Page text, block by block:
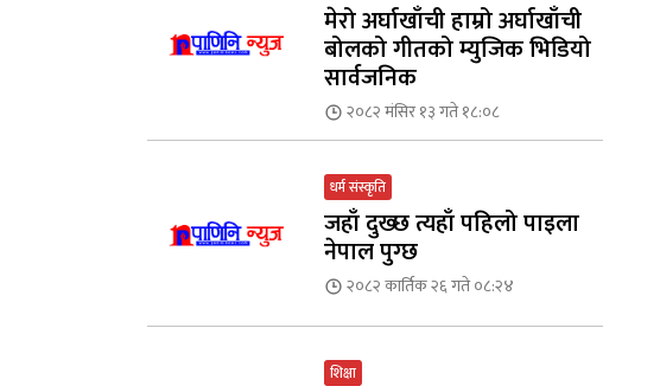
मेरो अर्घाखाँची हाम्रो अर्घाखाँची
बोलको गीतको म्युजिक भिडियो
सार्वजनिक
२०८२ मंसिर १३ गते १८:०८
धर्म संस्कृति
जहाँ दुख्छ त्यहाँ पहिलो पाइला
नेपाल पुग्छ
२०८२ कार्तिक २६ गते ०८:२४
शिक्षा